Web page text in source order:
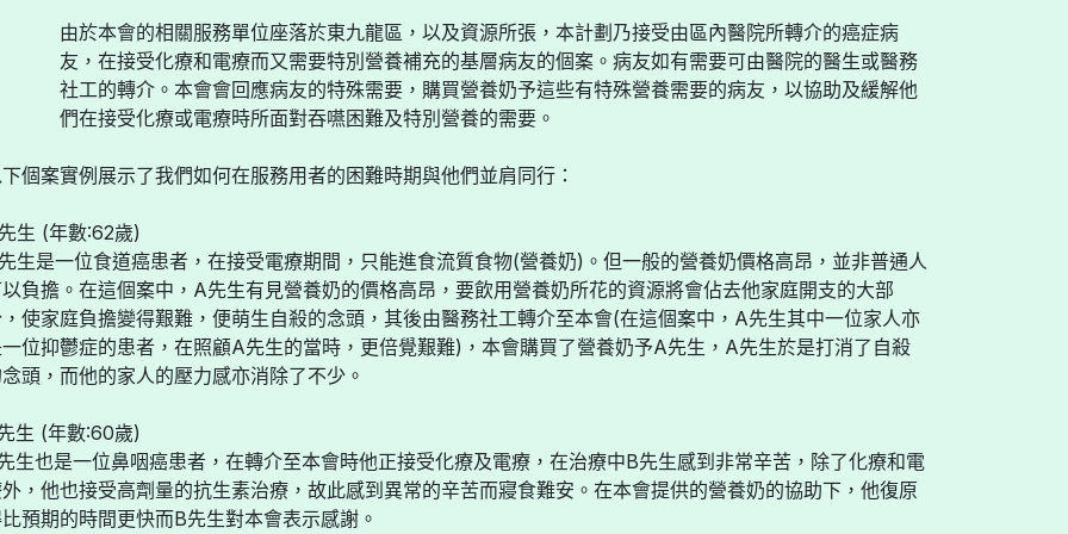
由於本會的相關服務單位座落於東九龍區，以及資源所張，本計劃乃接受由區內醫院所轉介的癌症病
友，在接受化療和電療而又需要特別營養補充的基層病友的個案。病友如有需要可由醫院的醫生或醫務
社工的轉介。本會會回應病友的特殊需要，購買營養奶予這些有特殊營養需要的病友，以協助及緩解他
們在接受化療或電療時所面對吞嚥困難及特別營養的需要。
個案實例展示了我們如何在服務用者的困難時期與他們並肩同行：
生 (年數:62歲)
生是一位食道癌患者，在接受電療期間，只能進食流質食物(營養奶)。但一般的營養奶價格高昂，並非普通人
負擔。在這個案中，A先生有見營養奶的價格高昂，要飲用營養奶所花的資源將會佔去他家庭開支的大部
使家庭負擔變得艱難，便萌生自殺的念頭，其後由醫務社工轉介至本會(在這個案中，A先生其中一位家人亦
位抑鬱症的患者，在照顧A先生的當時，更倍覺艱難)，本會購買了營養奶予A先生，A先生於是打消了自殺
頭，而他的家人的壓力感亦消除了不少。
生 (年數:60歲)
生也是一位鼻咽癌患者，在轉介至本會時他正接受化療及電療，在治療中B先生感到非常辛苦，除了化療和電
，他也接受高劑量的抗生素治療，故此感到異常的辛苦而寢食難安。在本會提供的營養奶的協助下，他復原
預期的時間更快而B先生對本會表示感謝。